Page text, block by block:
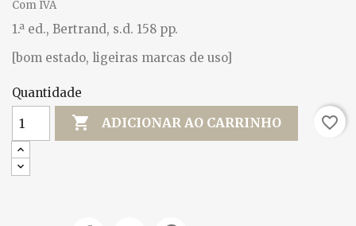
Com IVA
1.ª ed., Bertrand, s.d. 158 pp.
[bom estado, ligeiras marcas de uso]
Quantidade
 ADICIONAR AO CARRINHO favorite_border